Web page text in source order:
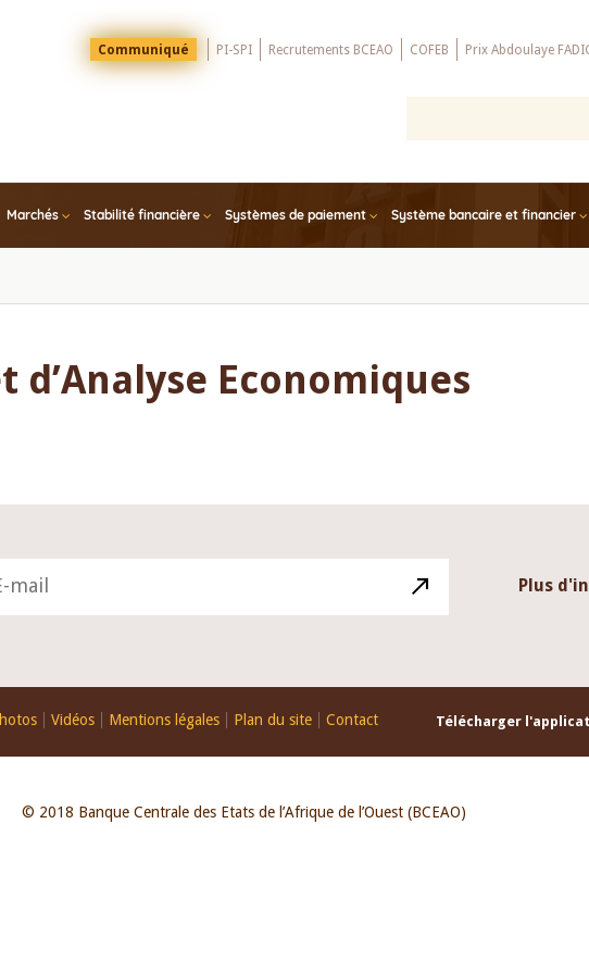
Menu
Top
Communiqué PI-SPI Recrutements BCEAO COFEB Prix Abdoulaye
Marchés Stabilité financière Systèmes de paiement Système bancaire et financier
d’Analyse Economiques
Plus
Vidéos Mentions légales Plan du site Contact Télécharger
© 2018 Banque Centrale des Etats de l’Afrique de l’Ouest (BCEAO)